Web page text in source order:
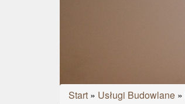
Start » Usługi Budowlane »